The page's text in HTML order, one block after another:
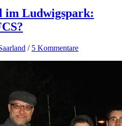
im Ludwigspark:
/ 5 Kommentare